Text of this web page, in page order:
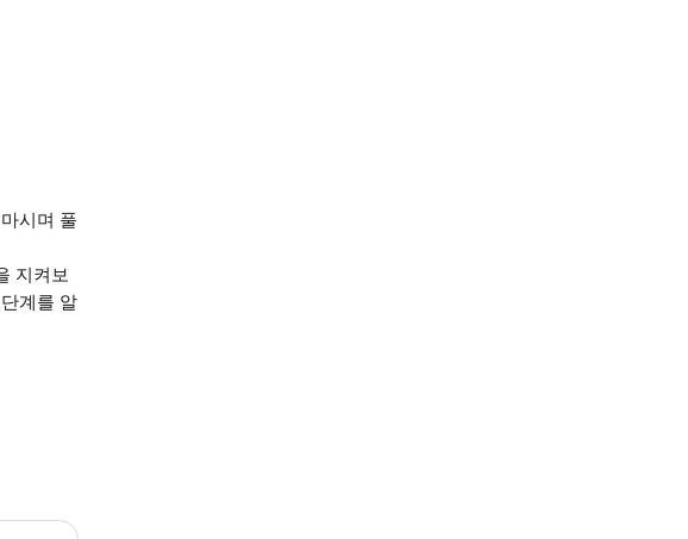
시며 풀
지켜보
계를 알
문에 투어 일정이 변경될 수 있습니다. 이 기간에는 최소 참여 인원을 확보하기 위해 보통 일